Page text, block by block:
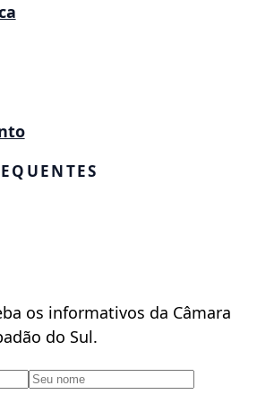
os informativos da Câmara
do Sul.